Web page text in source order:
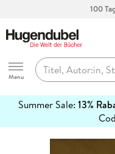
100
Hugendubel
Menu
Summer Sale: 13%
erfahren